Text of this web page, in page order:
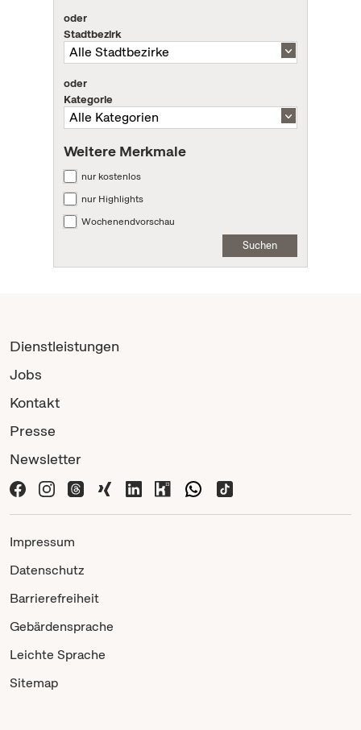
oder
Stadtbezirk
oder
Kategorie
Weitere Merkmale
nur kostenlos
nur Highlights
Wochenendvorschau
Suchen
Dienstleistungen
Jobs
Kontakt
Presse
Newsletter
Impressum
Datenschutz
Barrierefreiheit
Gebärdensprache
Leichte Sprache
Sitemap